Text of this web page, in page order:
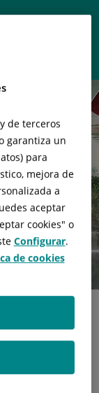
surgery, using
de terceros
garantiza un
para
mejora de
a
aceptar
cookies" o
Configurar.
de cookies